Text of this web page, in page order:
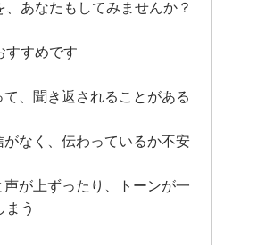
、あなたもしてみませんか？
すすめです
て、聞き返されることがある
がなく、伝わっているか不安
声が上ずったり、トーンが一
まう